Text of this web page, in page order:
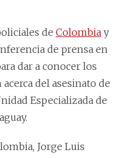
de Colombia y
de prensa en
dar a conocer los
del asesinato de
Especializada de
Jorge Luis